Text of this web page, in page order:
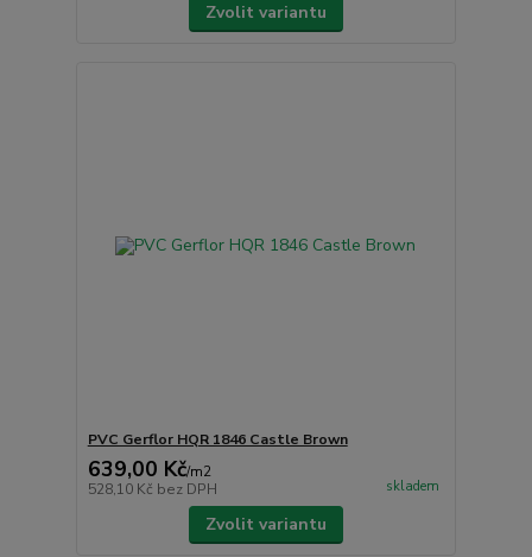
Zvolit variantu
PVC Gerflor HQR 1846 Castle Brown
639,00 Kč/m2
528,10 Kč bez DPH skladem
Zvolit variantu